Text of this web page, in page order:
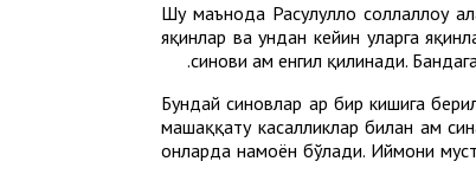
Шу маънода Расулуллоҳ соллаллоҳу
яқинлар ва ундан кейин уларга
синови ҳам енгил қилинади.
Бундай синовлар ҳар бир кишига
машаққату касалликлар билан ҳам
онларда намоён бўлади. Иймони